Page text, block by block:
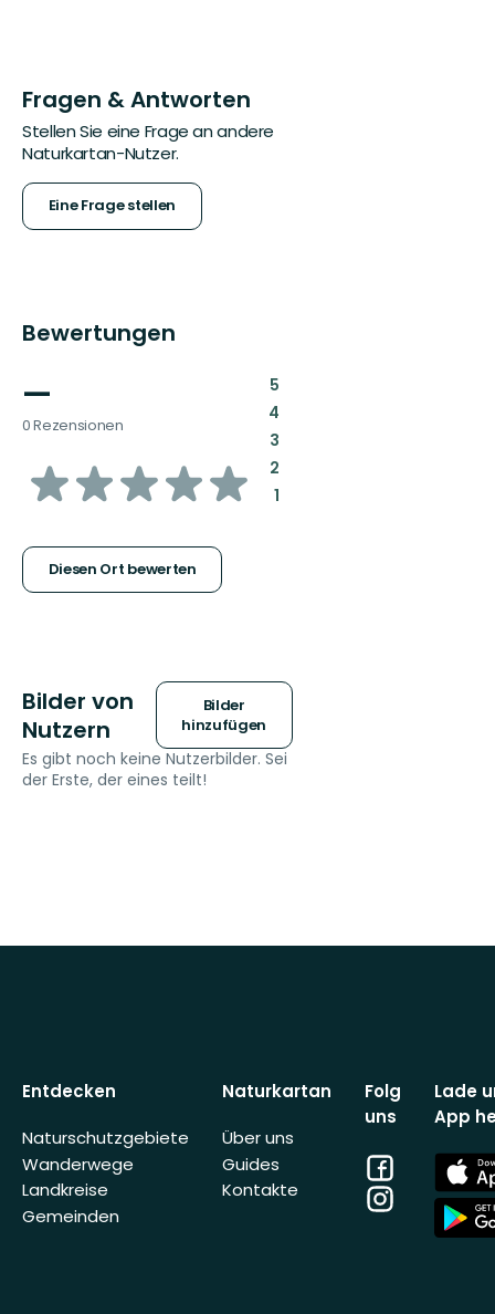
Fragen & Antworten
Stellen Sie eine Frage an andere
Naturkartan-Nutzer.
Eine Frage stellen
Bewertungen
—
0 Rezensionen
von
Sternen
Diesen Ort bewerten
5:
4:
3:
2:
1:
Bilder von
Nutzern
Bilder
hinzufügen
Es gibt noch keine Nutzerbilder. Sei
der Erste, der eines teilt!
Entdecken
Naturschutzgebiete
Wanderwege
Landkreise
Gemeinden
Naturkartan
Über uns
Guides
Kontakte
Folg
uns
Facebook
Instagram
Lade
App
App
Store
App
Store